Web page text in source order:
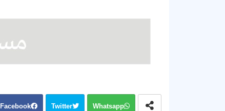
Facebook Twitter Whatsapp